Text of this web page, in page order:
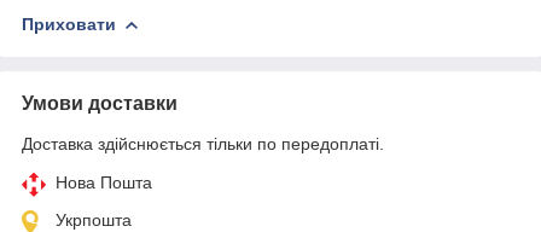
Приховати
Умови доставки
Доставка здійснюється тільки по передоплаті.
Нова Пошта
Укрпошта